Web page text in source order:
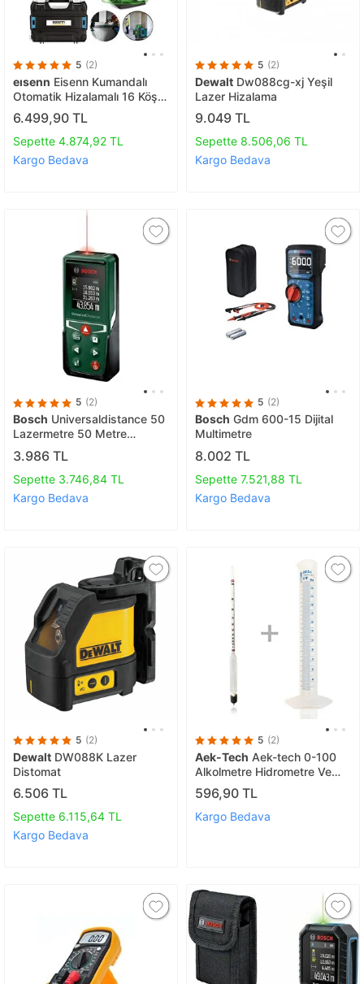
5 (2)
eısenn Eisenn Kumandalı
Otomatik Hizalamalı 16 Köşe
Yeşil Lazer Hizalama Terazi
360° Mıknatıslı Çantalı
6.499,90 TL
Sepette 4.874,92 TL
Kargo Bedava
5 (2)
Dewalt Dw088cg-xj Yeşil
Lazer Hizalama
9.049 TL
Sepette 8.506,06 TL
Kargo Bedava
5 (2)
Bosch Universaldistance 50
Lazermetre 50 Metre
0603672801
3.986 TL
Sepette 3.746,84 TL
Kargo Bedava
5 (2)
Bosch Gdm 600-15 Dijital
Multimetre
8.002 TL
Sepette 7.521,88 TL
Kargo Bedava
5 (2)
Dewalt DW088K Lazer
Distomat
6.506 TL
Sepette 6.115,64 TL
Kargo Bedava
5 (2)
Aek-Tech Aek-tech 0-100
Alkolmetre Hidrometre Ve
Mezür Seti
596,90 TL
Kargo Bedava